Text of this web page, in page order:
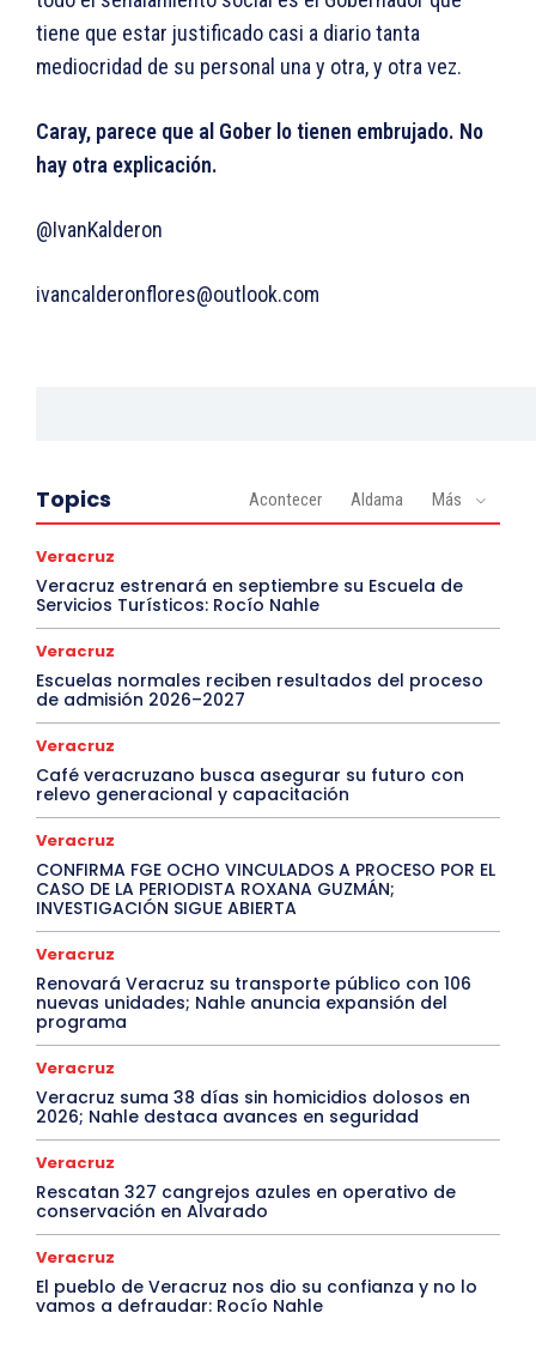
tiene que estar justificado casi a diario tanta
mediocridad de su personal una y otra, y otra vez.
Caray, parece que al Gober lo tienen embrujado. No
hay otra explicación.
@IvanKalderon
ivancalderonflores@outlook.com
Topics Acontecer Aldama Más
Veracruz
Veracruz estrenará en septiembre su Escuela de
Servicios Turísticos: Rocío Nahle
Veracruz
Escuelas normales reciben resultados del proceso
de admisión 2026–2027
Veracruz
Café veracruzano busca asegurar su futuro con
relevo generacional y capacitación
Veracruz
CONFIRMA FGE OCHO VINCULADOS A PROCESO POR EL
CASO DE LA PERIODISTA ROXANA GUZMÁN;
INVESTIGACIÓN SIGUE ABIERTA
Veracruz
Renovará Veracruz su transporte público con 106
nuevas unidades; Nahle anuncia expansión del
programa
Veracruz
Veracruz suma 38 días sin homicidios dolosos en
2026; Nahle destaca avances en seguridad
Veracruz
Rescatan 327 cangrejos azules en operativo de
conservación en Alvarado
Veracruz
El pueblo de Veracruz nos dio su confianza y no lo
vamos a defraudar: Rocío Nahle